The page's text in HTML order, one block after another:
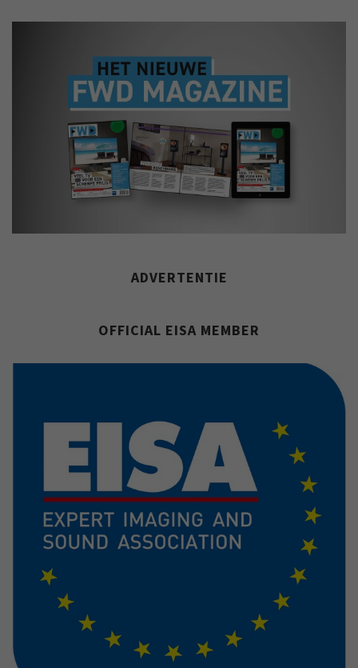
ADVERTENTIE
OFFICIAL EISA MEMBER